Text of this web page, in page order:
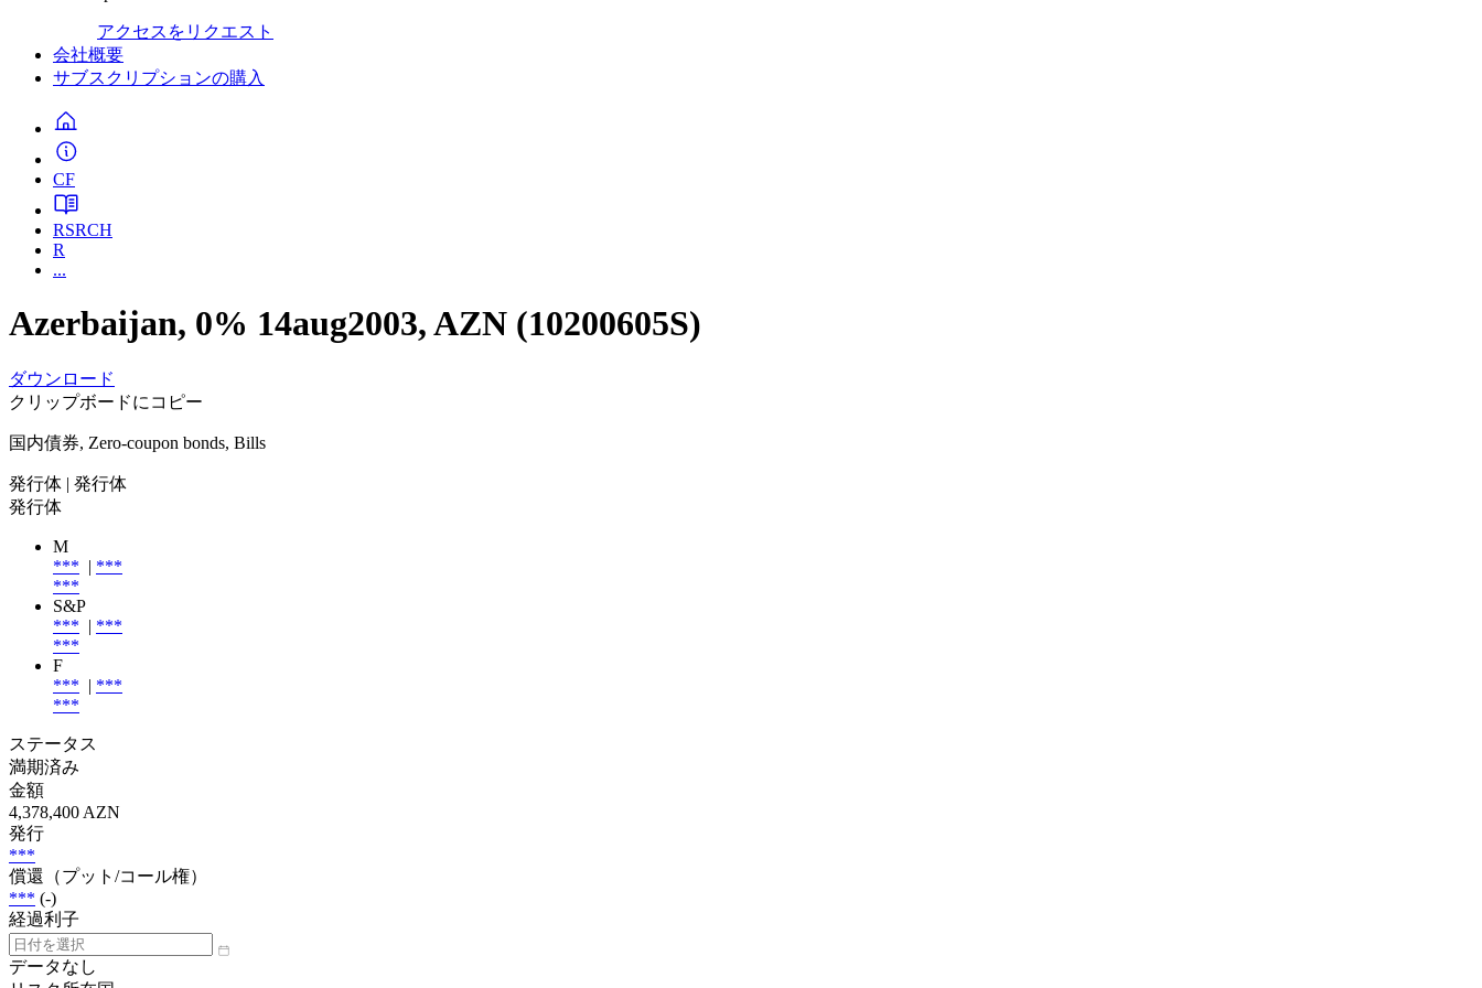
アクセスをリクエスト
会社概要
サブスクリプションの購入
CF
RSRCH
R
...
Azerbaijan, 0% 14aug2003, AZN (10200605S)
ダウンロード
クリップボードにコピー
国内債券, Zero-coupon bonds, Bills
発行体 | 発行体
発行体
M
*** | ***
***
S&P
*** | ***
***
F
*** | ***
***
ステータス
満期済み
金額
4,378,400 AZN
発行
***
償還（プット/コール権）
*** (-)
経過利子
データなし